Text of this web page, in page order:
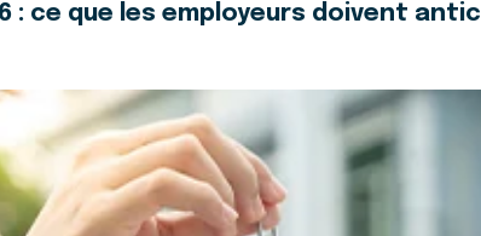
: ce que les employeurs doivent